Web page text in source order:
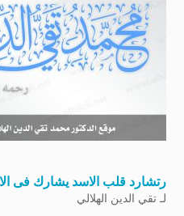
رتشارد قلب الاسد یشارك فی
لـتقي الدين الهلالي